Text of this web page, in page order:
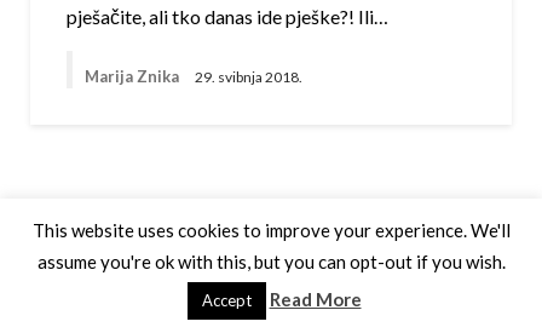
pješačite, ali tko danas ide pješke?! Ili…
Marija Znika 29. svibnja 2018.
Theme by Silk Themes
This website uses cookies to improve your experience. We'll
assume you're ok with this, but you can opt-out if you wish.
Accept Read More